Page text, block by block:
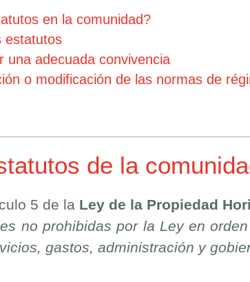
en la comunidad?
estatutos
una adecuada convivencia
o modificación de las normas de
de la
5 de la Ley de la Propiedad
no prohibidas por la Ley en
gastos, administración y